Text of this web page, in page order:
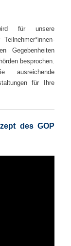
für unsere
Gegebenheiten
besprochen.
ausreichende
für Ihre
des GOP